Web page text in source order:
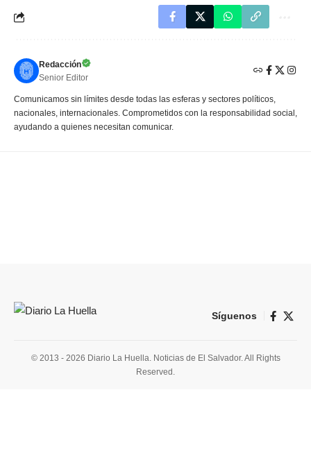
Redacción
Senior Editor
Comunicamos sin límites desde todas las esferas y sectores políticos,
nacionales, internacionales. Comprometidos con la responsabilidad social,
ayudando a quienes necesitan comunicar.
Síguenos
© 2013 - 2026 Diario La Huella. Noticias de El Salvador. All Rights
Reserved.